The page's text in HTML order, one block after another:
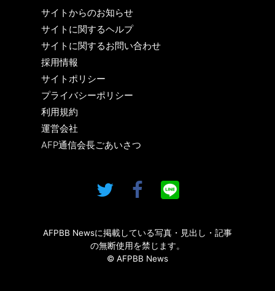
サイトからのお知らせ
サイトに関するヘルプ
サイトに関するお問い合わせ
採用情報
サイトポリシー
プライバシーポリシー
利用規約
運営会社
AFP通信会長ごあいさつ
AFPBB Newsに掲載している写真・見出し・記事
の無断使用を禁じます。
© AFPBB News